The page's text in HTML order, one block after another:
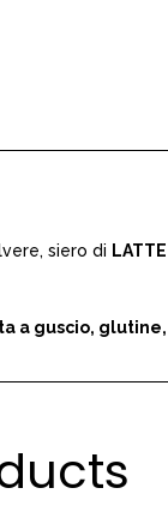
siero di LATTE
a guscio,